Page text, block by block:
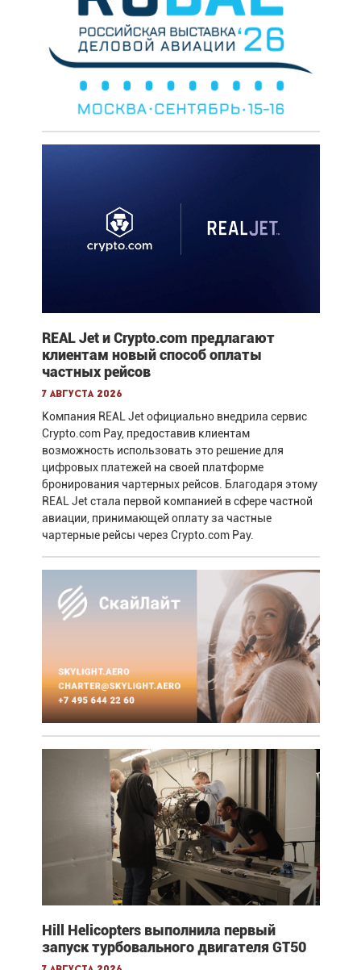
REAL Jet и Crypto.com предлагают
клиентам новый способ оплаты
частных рейсов
7 августа 2026
Компания REAL Jet официально внедрила сервис
Crypto.com Pay, предоставив клиентам
возможность использовать это решение для
цифровых платежей на своей платформе
бронирования чартерных рейсов. Благодаря этому
REAL Jet стала первой компанией в сфере частной
авиации, принимающей оплату за частные
чартерные рейсы через Crypto.com Pay.
Hill Helicopters выполнила первый
запуск турбовального двигателя GT50